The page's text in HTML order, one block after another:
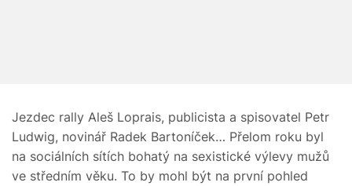
Jezdec rally Aleš Loprais, publicista a spisovatel Petr
Ludwig, novinář Radek Bartoníček… Přelom roku byl
na sociálních sítích bohatý na sexistické výlevy mužů
ve středním věku. To by mohl být na první pohled